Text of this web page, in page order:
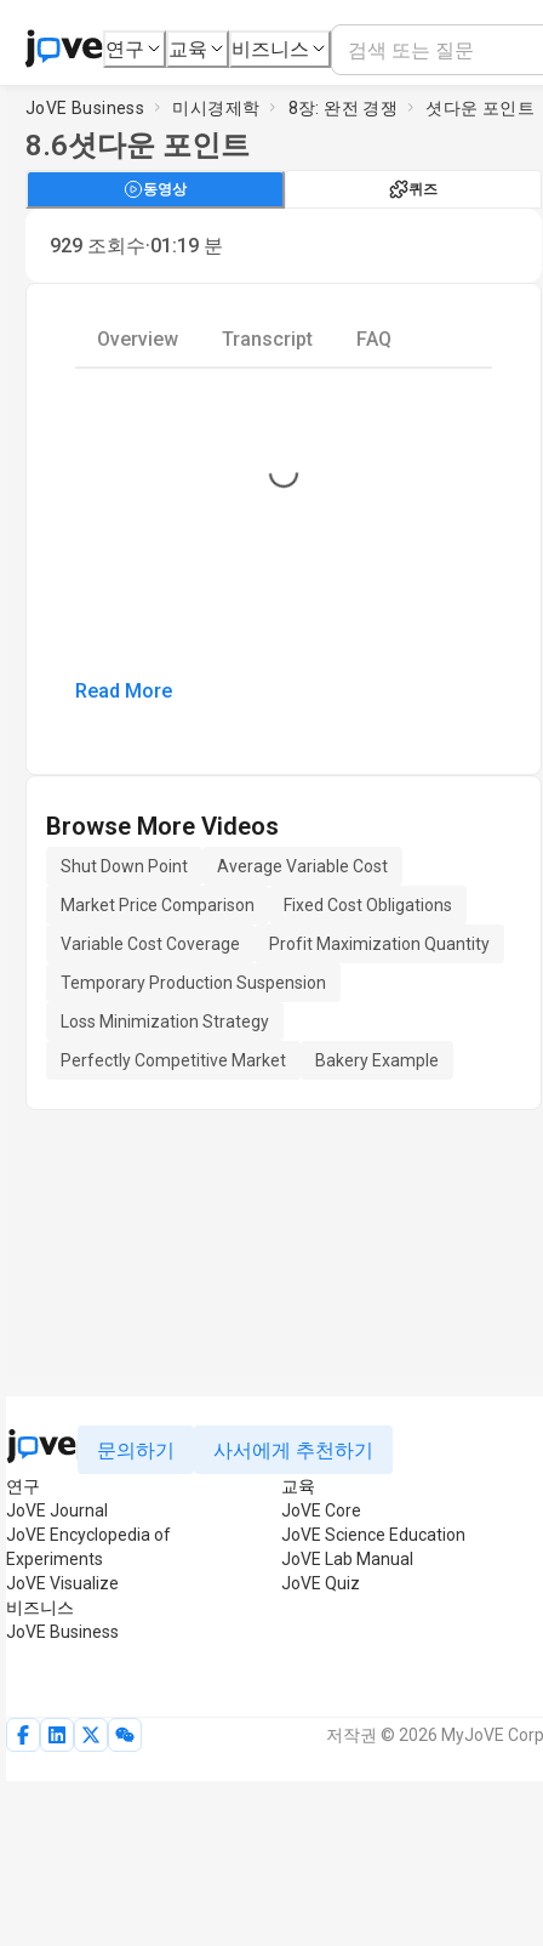
연구 교육 비즈니스
JoVE Business 미시경제학 8장: 완전 경쟁 셧다운 포인트
8.6셧다운 포인트
동영상 퀴즈
929 조회수·01:19 분
Overview Transcript FAQ
Loading...
Read More
Browse More Videos
Shut Down Point
Average Variable Cost
Market Price Comparison
Fixed Cost Obligations
Variable Cost Coverage
Profit Maximization Quantity
Temporary Production Suspension
Loss Minimization Strategy
Perfectly Competitive Market
Bakery Example
문의하기 사서에게 추천하기
연구
JoVE Journal
JoVE Encyclopedia of
Experiments
JoVE Visualize
비즈니스
JoVE Business
교육
JoVE Core
JoVE Science Education
JoVE Lab Manual
JoVE Quiz
저작권 © 2026 MyJoVE